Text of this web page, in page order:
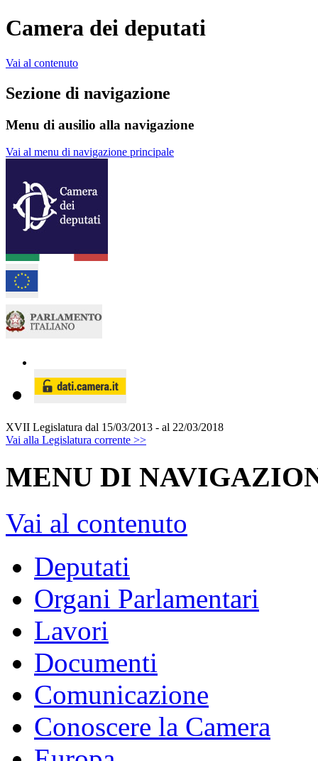
Camera dei deputati
Vai al contenuto
Sezione di navigazione
Menu di ausilio alla navigazione
Vai al menu di navigazione principale
XVII Legislatura dal 15/03/2013 - al 22/03/2018
Vai alla Legislatura corrente >>
MENU DI
Vai al contenuto
Deputati
Organi Parlamentari
Lavori
Documenti
Comunicazione
Conoscere la Camera